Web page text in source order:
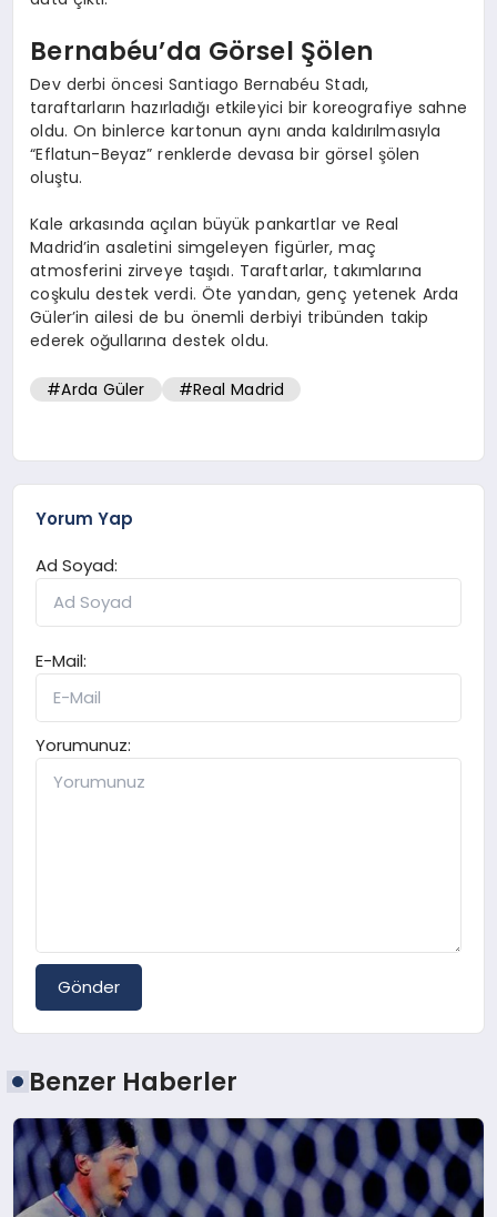
Bernabéu’da Görsel Şölen
Dev derbi öncesi Santiago Bernabéu Stadı,
taraftarların hazırladığı etkileyici bir koreografiye sahne
oldu. On binlerce kartonun aynı anda kaldırılmasıyla
“Eflatun-Beyaz” renklerde devasa bir görsel şölen
oluştu.
Kale arkasında açılan büyük pankartlar ve Real
Madrid’in asaletini simgeleyen figürler, maç
atmosferini zirveye taşıdı. Taraftarlar, takımlarına
coşkulu destek verdi. Öte yandan, genç yetenek Arda
Güler’in ailesi de bu önemli derbiyi tribünden takip
ederek oğullarına destek oldu.
#Arda Güler #Real Madrid
Yorum Yap
Ad Soyad:
E-Mail:
Yorumunuz:
Gönder
Benzer Haberler